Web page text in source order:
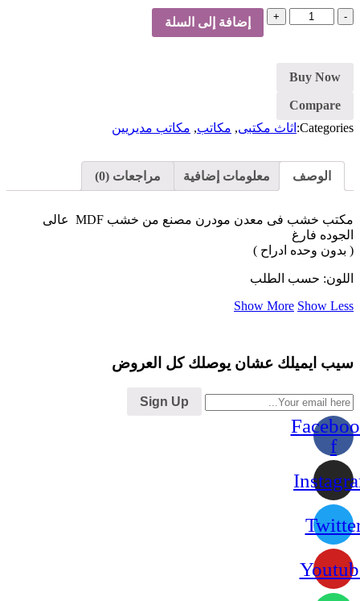
كمية
إضافة إلى السلة
Buy Now
Compare
Categories: اثاث مكتبى, مكاتب, مكاتب مديريين
الوصف معلومات إضافية مراجعات (0)
مكتب خشب فى معدن مودرن مصنع من خشب MDF عالى
الجوده فارغ
( بدون وحده ادراح )
اللون: حسب الطلب
Show More Show Less
سيب ايميلك عشان يوصلك كل العروض
Sign Up
f